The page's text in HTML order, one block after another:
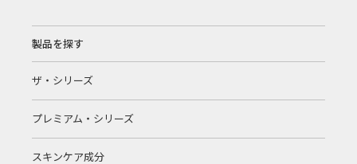
製品を探す
ザ・シリーズ
プレミアム・シリーズ
スキンケア成分